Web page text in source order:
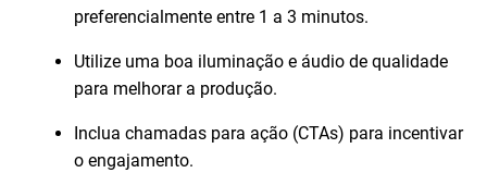
preferencialmente entre 1 a 3 minutos.
Utilize uma boa iluminação e áudio de qualidade
para melhorar a produção.
Inclua chamadas para ação (CTAs) para incentivar
o engajamento.